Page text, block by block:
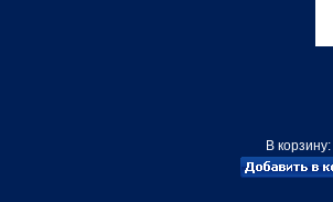
В корзину: